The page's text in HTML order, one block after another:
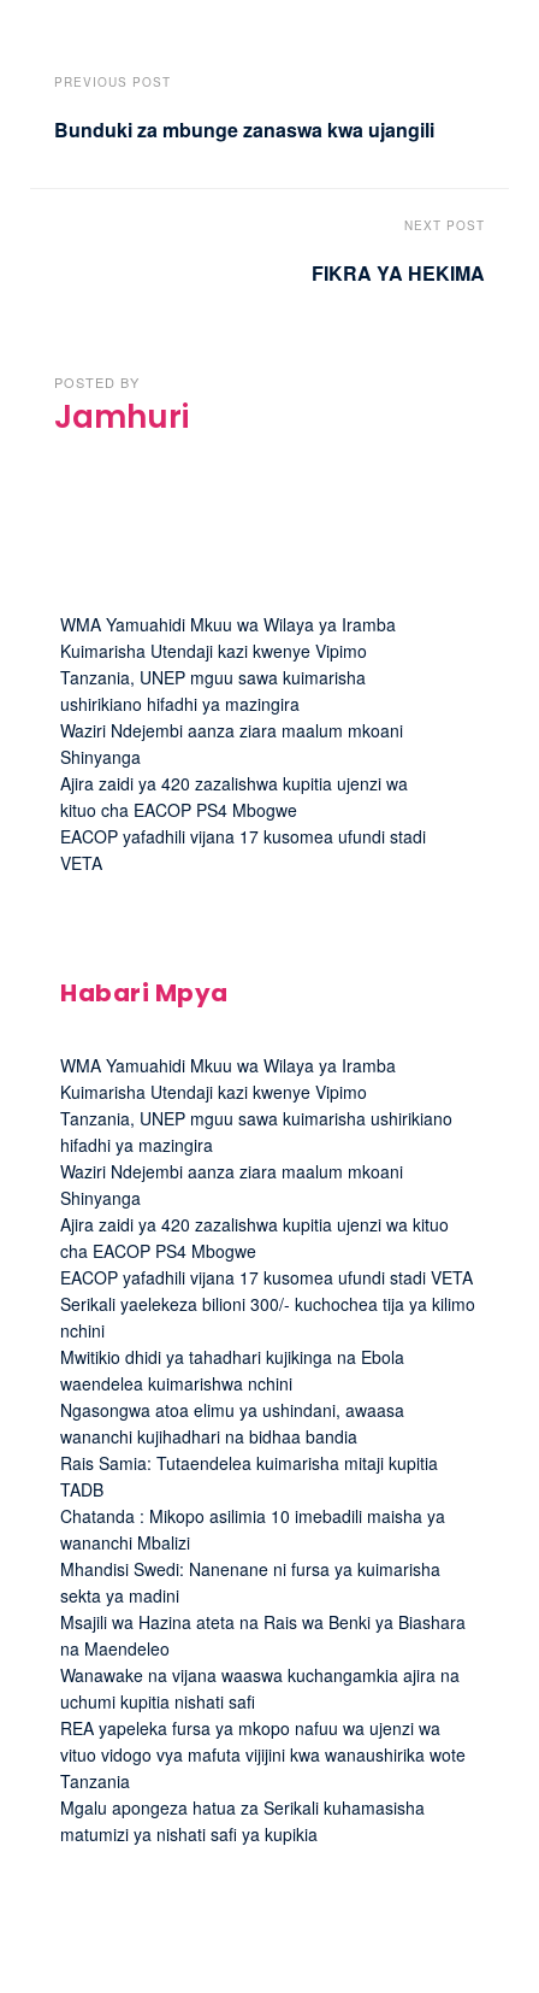
PREVIOUS POST
Bunduki za mbunge zanaswa kwa ujangili
NEXT POST
FIKRA YA HEKIMA
POSTED BY
Jamhuri
WMA Yamuahidi Mkuu wa Wilaya ya Iramba
Kuimarisha Utendaji kazi kwenye Vipimo
Tanzania, UNEP mguu sawa kuimarisha
ushirikiano hifadhi ya mazingira
Waziri Ndejembi aanza ziara maalum mkoani
Shinyanga
Ajira zaidi ya 420 zazalishwa kupitia ujenzi wa
kituo cha EACOP PS4 Mbogwe
EACOP yafadhili vijana 17 kusomea ufundi stadi
VETA
Habari Mpya
WMA Yamuahidi Mkuu wa Wilaya ya Iramba
Kuimarisha Utendaji kazi kwenye Vipimo
Tanzania, UNEP mguu sawa kuimarisha ushirikiano
hifadhi ya mazingira
Waziri Ndejembi aanza ziara maalum mkoani
Shinyanga
Ajira zaidi ya 420 zazalishwa kupitia ujenzi wa kituo
cha EACOP PS4 Mbogwe
EACOP yafadhili vijana 17 kusomea ufundi stadi VETA
Serikali yaelekeza bilioni 300/- kuchochea tija ya kilimo
nchini
Mwitikio dhidi ya tahadhari kujikinga na Ebola
waendelea kuimarishwa nchini
Ngasongwa atoa elimu ya ushindani, awaasa
wananchi kujihadhari na bidhaa bandia
Rais Samia: Tutaendelea kuimarisha mitaji kupitia
TADB
Chatanda : Mikopo asilimia 10 imebadili maisha ya
wananchi Mbalizi
Mhandisi Swedi: Nanenane ni fursa ya kuimarisha
sekta ya madini
Msajili wa Hazina ateta na Rais wa Benki ya Biashara
na Maendeleo
Wanawake na vijana waaswa kuchangamkia ajira na
uchumi kupitia nishati safi
REA yapeleka fursa ya mkopo nafuu wa ujenzi wa
vituo vidogo vya mafuta vijijini kwa wanaushirika wote
Tanzania
Mgalu apongeza hatua za Serikali kuhamasisha
matumizi ya nishati safi ya kupikia